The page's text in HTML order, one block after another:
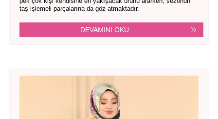
taş işlemeli parçalarına da göz atmaktadır.
DEVAMINI OKU..